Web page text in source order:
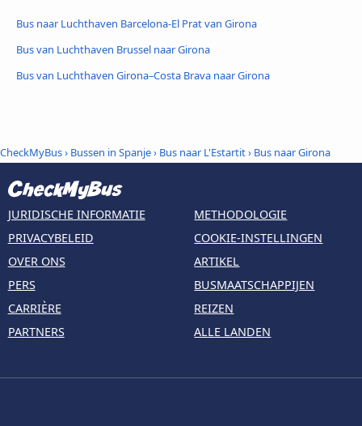
Bus naar Luchthaven Barcelona-El Prat van Girona
Bus van Luchthaven Brussel naar Girona
Bus van Luchthaven Girona–Costa Brava naar Girona
CheckMyBus› Bussen in Spanje› Bus naar L'Estartit› Bus naar Girona
JURIDISCHE INFORMATIE
PRIVACYBELEID
OVER ONS
PERS
CARRIÈRE
PARTNERS
METHODOLOGIE
COOKIE-INSTELLINGEN
ARTIKEL
BUSMAATSCHAPPIJEN
REIZEN
ALLE LANDEN